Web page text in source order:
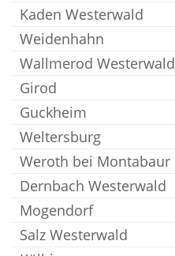
Kaden Westerwald
Weidenhahn
Wallmerod Westerwald
Girod
Guckheim
Weltersburg
Weroth bei Montabaur
Dernbach Westerwald
Mogendorf
Salz Westerwald